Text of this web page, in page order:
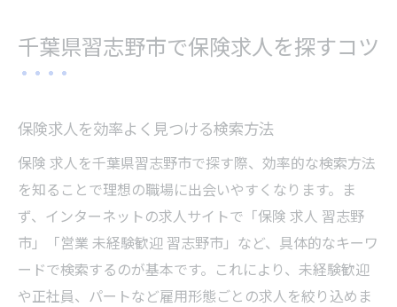
未経験から始める保険営業の魅力を解説
理由
習志野市で未経験OK保険求人に応募するメ
リット
保険営業未経験でも安心できるサポート体
制
未経験から保険求人営業に転職した体験談
千葉県習志野市で保険求人を探すコツ
保険求人を効率よく見つける検索方法
保険 求人を千葉県習志野市で探す際、効率的な検索方法
を知ることで理想の職場に出会いやすくなります。ま
ず、インターネットの求人サイトで「保険 求人 習志野
市」「営業 未経験歓迎 習志野市」など、具体的なキーワ
ードで検索するのが基本です。これにより、未経験歓迎
や正社員、パートなど雇用形態ごとの求人を絞り込めま